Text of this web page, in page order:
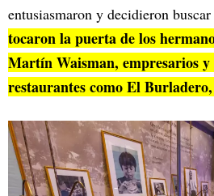
entusiasmaron y decidieron
tocaron la puerta de los
Martín Waisman, empresarios y
restaurantes como El